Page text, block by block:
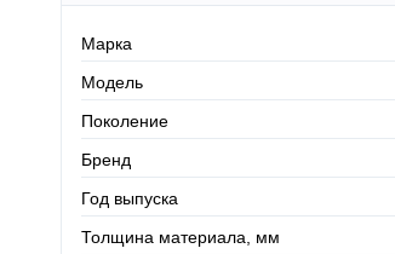
Марка
Модель
Поколение
Бренд
Год выпуска
Толщина материала, мм